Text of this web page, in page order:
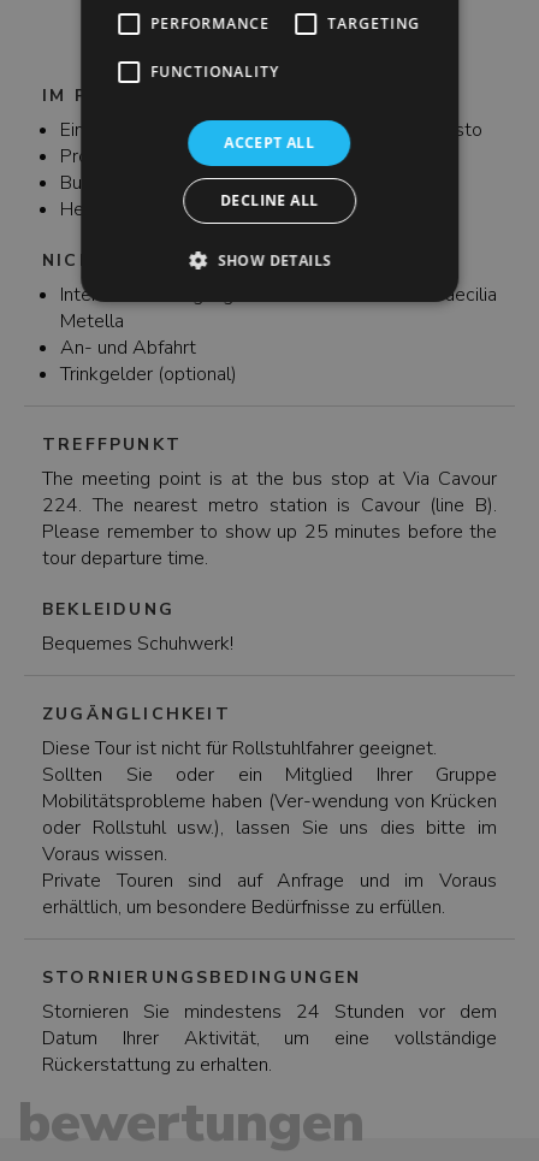
Fresken, Skulpturen und sogar
IM PREIS ENTHALTEN
Eintrittspreise für die Katakomben von San Callisto
Professioneller Reiseleiter
Busfahrt
Headsets, falls erforderlich
NICHT IM PREIS ENTHALTEN
Interne Besichtigung des Mausoleums der Caecilia
Metella
An- und Abfahrt
Trinkgelder (optional)
TREFFPUNKT
The meeting point is at the bus stop at Via Cavour
224. The nearest metro station is Cavour (line B).
Please remember to show up 25 minutes before the
tour departure time.
BEKLEIDUNG
Bequemes Schuhwerk!
ZUGÄNGLICHKEIT
Diese Tour ist nicht für Rollstuhlfahrer geeignet.
Sollten Sie oder ein Mitglied Ihrer Gruppe
Mobilitätsprobleme haben (Ver-wendung von Krücken
oder Rollstuhl usw.), lassen Sie uns dies bitte im
Voraus wissen.
Private Touren sind auf Anfrage und im Voraus
erhältlich, um besondere Bedürfnisse zu erfüllen.
STORNIERUNGSBEDINGUNGEN
Stornieren Sie mindestens 24 Stunden vor dem
Datum Ihrer Aktivität, um eine vollständige
Rückerstattung zu erhalten.
bewertungen
PERFORMANCE TARGETING
FUNCTIONALITY
ACCEPT ALL
DECLINE ALL
SHOW DETAILS